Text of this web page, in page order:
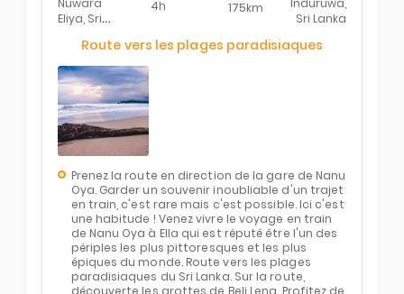
4h 175km
Nuwara
Eliya, Sri
Induruwa,
Sri Lanka
Route vers les plages paradisiaques
Prenez la route en direction de la gare de Nanu
Oya. Garder un souvenir inoubliable d'un trajet
en train, c'est rare mais c'est possible. Ici c'est
une habitude ! Venez vivre le voyage en train
de Nanu Oya à Ella qui est réputé être l'un des
périples les plus pittoresques et les plus
épiques du monde. Route vers les plages
paradisiaques du Sri Lanka. Sur la route,
découverte les grottes de Beli Lena. Profitez de